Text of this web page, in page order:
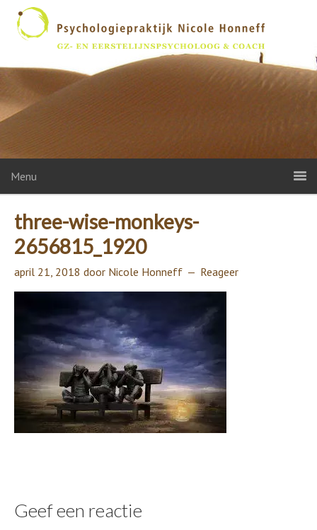
Menu
three-wise-monkeys-
2656815_1920
april 21, 2018 door Nicole Honneff Reageer
Geef een reactie